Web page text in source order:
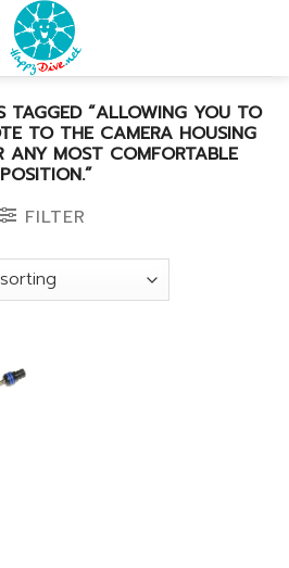
TAGGED “ALLOWING YOU TO
TO THE CAMERA HOUSING
ANY MOST COMFORTABLE
POSITION.”
FILTER